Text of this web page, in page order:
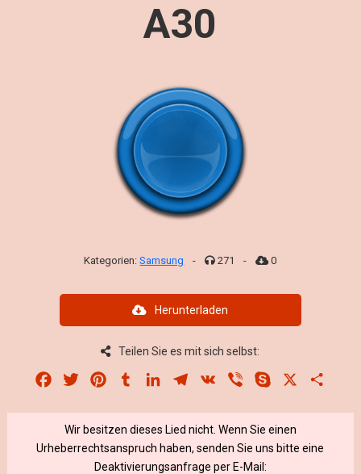
A30
Kategorien:Samsung - 271 - 0
Herunterladen
Teilen Sie es mit sich selbst:
Facebook
Twitter PinterestTumblrLinkedInTelegram
VK Viber Skype
Wir besitzen dieses Lied nicht. Wenn Sie einen
Urheberrechtsanspruch haben, senden Sie uns bitte eine
Deaktivierungsanfrage per E-Mail: